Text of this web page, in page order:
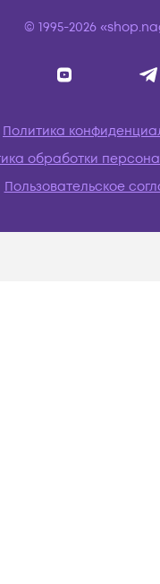
© 1995-2026
Политика
обработки
Пользовательское